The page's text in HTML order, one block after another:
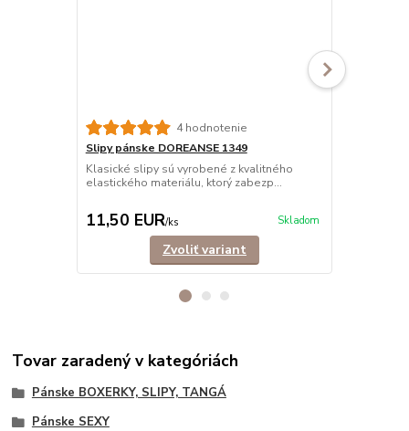
4 hodnotenie
Slipy pánske DOREANSE 1349
Klasické slipy sú vyrobené z kvalitného
elastického materiálu, ktorý zabezp...
11,50 EUR/ks Skladom
Zvoliť variant
Tovar zaradený v kategóriách
Pánske BOXERKY, SLIPY, TANGÁ
Pánske SEXY